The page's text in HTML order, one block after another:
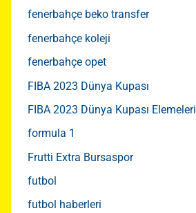
fenerbahçe beko transfer
fenerbahçe koleji
fenerbahçe opet
FIBA 2023 Dünya Kupası
FIBA 2023 Dünya Kupası Elemeleri
formula 1
Frutti Extra Bursaspor
futbol
futbol haberleri